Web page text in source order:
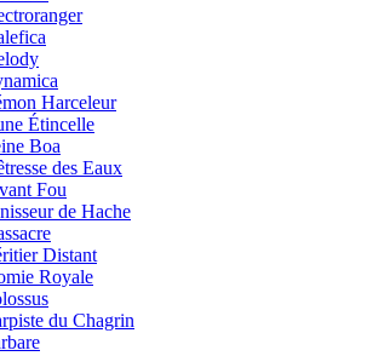
Harceleur
Étincelle
Boa
des Eaux
Fou
de Hache
Distant
Royale
du Chagrin